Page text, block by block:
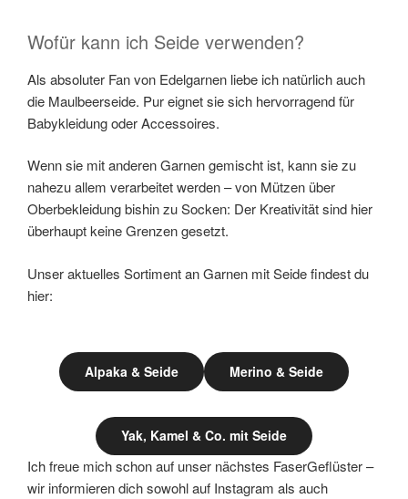
Wofür kann ich Seide verwenden?
Als absoluter Fan von Edelgarnen liebe ich natürlich auch
die Maulbeerseide. Pur eignet sie sich hervorragend für
Babykleidung oder Accessoires.
Wenn sie mit anderen Garnen gemischt ist, kann sie zu
nahezu allem verarbeitet werden – von Mützen über
Oberbekleidung bishin zu Socken: Der Kreativität sind hier
überhaupt keine Grenzen gesetzt.
Unser aktuelles Sortiment an Garnen mit Seide findest du
hier:
Alpaka & Seide Merino & Seide
Yak, Kamel & Co. mit Seide
Ich freue mich schon auf unser nächstes FaserGeflüster –
wir informieren dich sowohl auf Instagram als auch